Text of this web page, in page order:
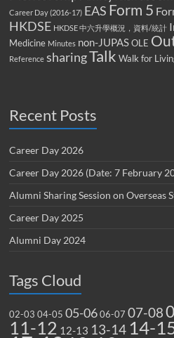
Career Day (2016-17) EAS Form 5
HKDSE HKDSE 中六升學概況，資料/統計
Medicine Minutes non-JUPAS OLE
Reference sharingTalk Walk for
Recent Posts
Career Day 2026
Career Day 2026 (Date: 7 February
Alumni Sharing Session on Overseas
Career Day 2025
Alumni Day 2024
Tags Cloud
02-03 04-05 05-06 06-07 07-08
11-12 12-13 13-14 14-